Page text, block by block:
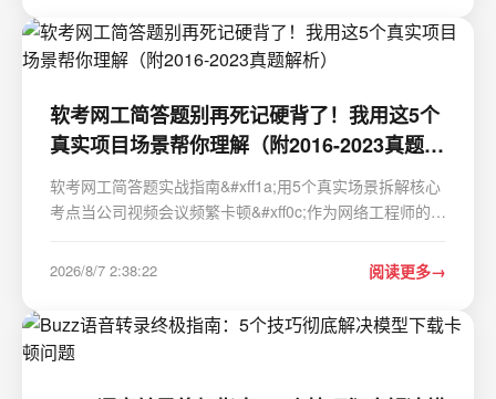
软考网工简答题别再死记硬背了！我用这5个
真实项目场景帮你理解（附2016-2023真题解
析）
软考网工简答题实战指南&#xff1a;用5个真实场景拆解核心
考点当公司视频会议频繁卡顿&#xff0c;作为网络工程师的你
Flooding攻击&#xff0c;又该采取哪些应急措施&#xff1f;这些
2026/8/7 2:38:22 阅读更多